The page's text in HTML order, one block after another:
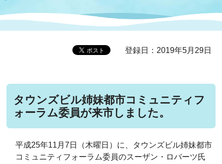
登録日：2019年5月29日
タウンズビル姉妹都市コミュニティフ
ォーラム委員が来市しました。
平成25年11月7日（木曜日）に、タウンズビル姉妹都市
コミュニティフォーラム委員のスーザン・ロバーツ氏